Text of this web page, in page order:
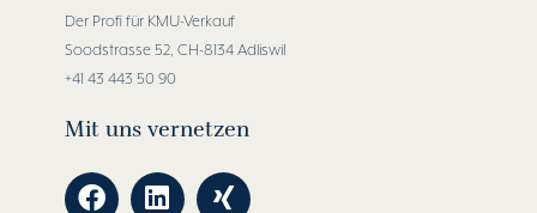
Der Profi für KMU-Verkauf
Soodstrasse 52, CH-8134 Adliswil
+41 43 443 50 90
Mit uns vernetzen